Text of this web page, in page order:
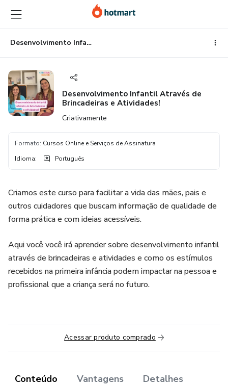
para
o
conteúdo
principal
para
o
pagamento
para
o
rodapé
Desenvolvimento Infantil Através de Brincadeiras e Atividades!
Desenvolvimento Infantil Através de
Brincadeiras e Atividades!
Criativamente
Formato: Cursos Online e Serviços de Assinatura
Idioma: Português
Criamos este curso para facilitar a vida das mães, pais e
outros cuidadores que buscam informação de qualidade de
forma prática e com ideias acessíveis.
Aqui você você irá aprender sobre desenvolvimento infantil
através de brincadeiras e atividades e como os estímulos
recebidos na primeira infância podem impactar na pessoa e
profissional que a criança será no futuro.
Acessar produto comprado
Conteúdo Vantagens Detalhes